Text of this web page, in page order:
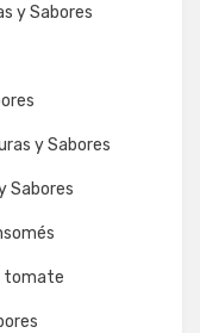
y Sabores
y Sabores
Sabores
tomate